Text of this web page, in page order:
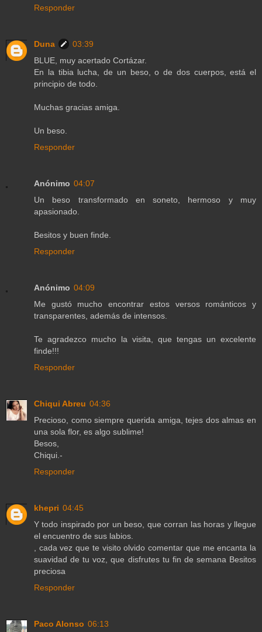
Responder
Duna
03:39
BLUE, muy acertado Cortázar.
En la tibia lucha, de un beso, o de dos cuerpos, está el
principio de todo.
Muchas gracias amiga.
Un beso.
Responder
Anónimo 04:07
Un beso transformado en soneto, hermoso y muy
apasionado.
Besitos y buen finde.
Responder
Anónimo 04:09
Me gustó mucho encontrar estos versos románticos y
transparentes, además de intensos.
Te agradezco mucho la visita, que tengas un excelente
finde!!!
Responder
Chiqui Abreu 04:36
Precioso, como siempre querida amiga, tejes dos almas en
una sola flor, es algo sublime!
Besos,
Chiqui.-
Responder
khepri 04:45
Y todo inspirado por un beso, que corran las horas y llegue
el encuentro de sus labios.
, cada vez que te visito olvido comentar que me encanta la
suavidad de tu voz, que disfrutes tu fin de semana Besitos
preciosa
Responder
Paco Alonso 06:13